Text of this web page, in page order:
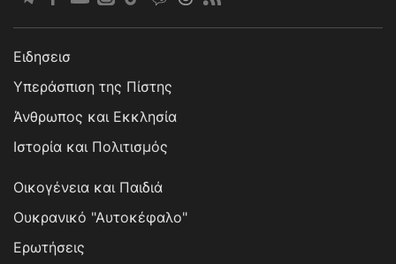
Ειδησεισ
Υπεράσπιση της Πίστης
Άνθρωπος και Εκκλησία
Ιστορία και Πολιτισμός
Οικογένεια και Παιδιά
Ουκρανικό "Αυτοκέφαλο"
Ερωτήσεις